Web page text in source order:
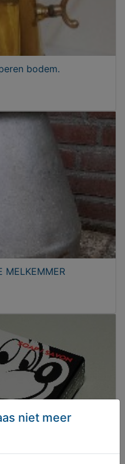
bodem.
MELKEMMER
niet meer